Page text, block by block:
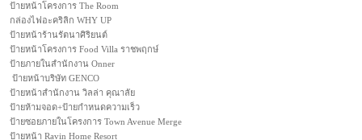
ป้ายหน้าโครงการ The Room
กล่องไฟอะคริลิก WHY UP
ป้ายหน้าร้านรัตนาศิริยนต์
ป้ายหน้าโครงการ Food Villa ราชพฤกษ์
ป้ายภายในสำนักงาน Onner
ป้ายหน้าบริษัท GENCO
ป้ายหน้าสำนักงาน วิลล่า คุณาลัย
ป้ายห้ามจอด+ป้ายกำหนดความเร็ว
ป้ายซอยภายในโครงการ Town Avenue Merge
ป้ายหน้า Ravin Home Resort